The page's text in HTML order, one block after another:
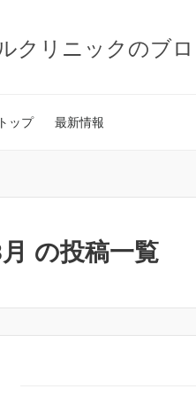
クリニックのブ
ップ 最新情報
の投稿一覧